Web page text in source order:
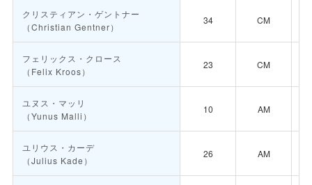
クリスティアン・ゲントナー
（Christian Gentner）
34 CM
フェリックス・クロース
（Felix Kroos）
23 CM
ユヌス・マッリ
（Yunus Malli）
10 AM
ユリウス・カーデ
（Julius Kade）
26 AM